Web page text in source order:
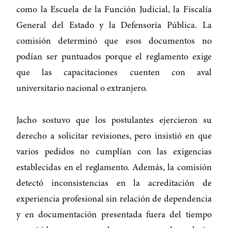
como la Escuela de la Función Judicial, la Fiscalía
General del Estado y la Defensoría Pública. La
comisión determinó que esos documentos no
podían ser puntuados porque el reglamento exige
que las capacitaciones cuenten con aval
universitario nacional o extranjero.
Jacho sostuvo que los postulantes ejercieron su
derecho a solicitar revisiones, pero insistió en que
varios pedidos no cumplían con las exigencias
establecidas en el reglamento. Además, la comisión
detectó inconsistencias en la acreditación de
experiencia profesional sin relación de dependencia
y en documentación presentada fuera del tiempo